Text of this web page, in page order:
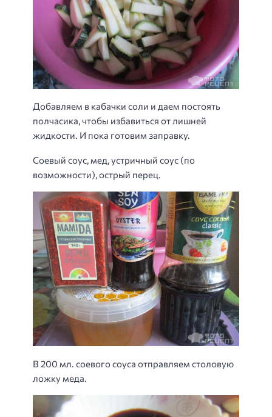
Добавляем в кабачки соли и даем постоять
полчасика, чтобы избавиться от лишней
жидкости. И пока готовим заправку.
Соевый соус, мед, устричный соус (по
возможности), острый перец.
В 200 мл. соевого соуса отправляем столовую
ложку меда.